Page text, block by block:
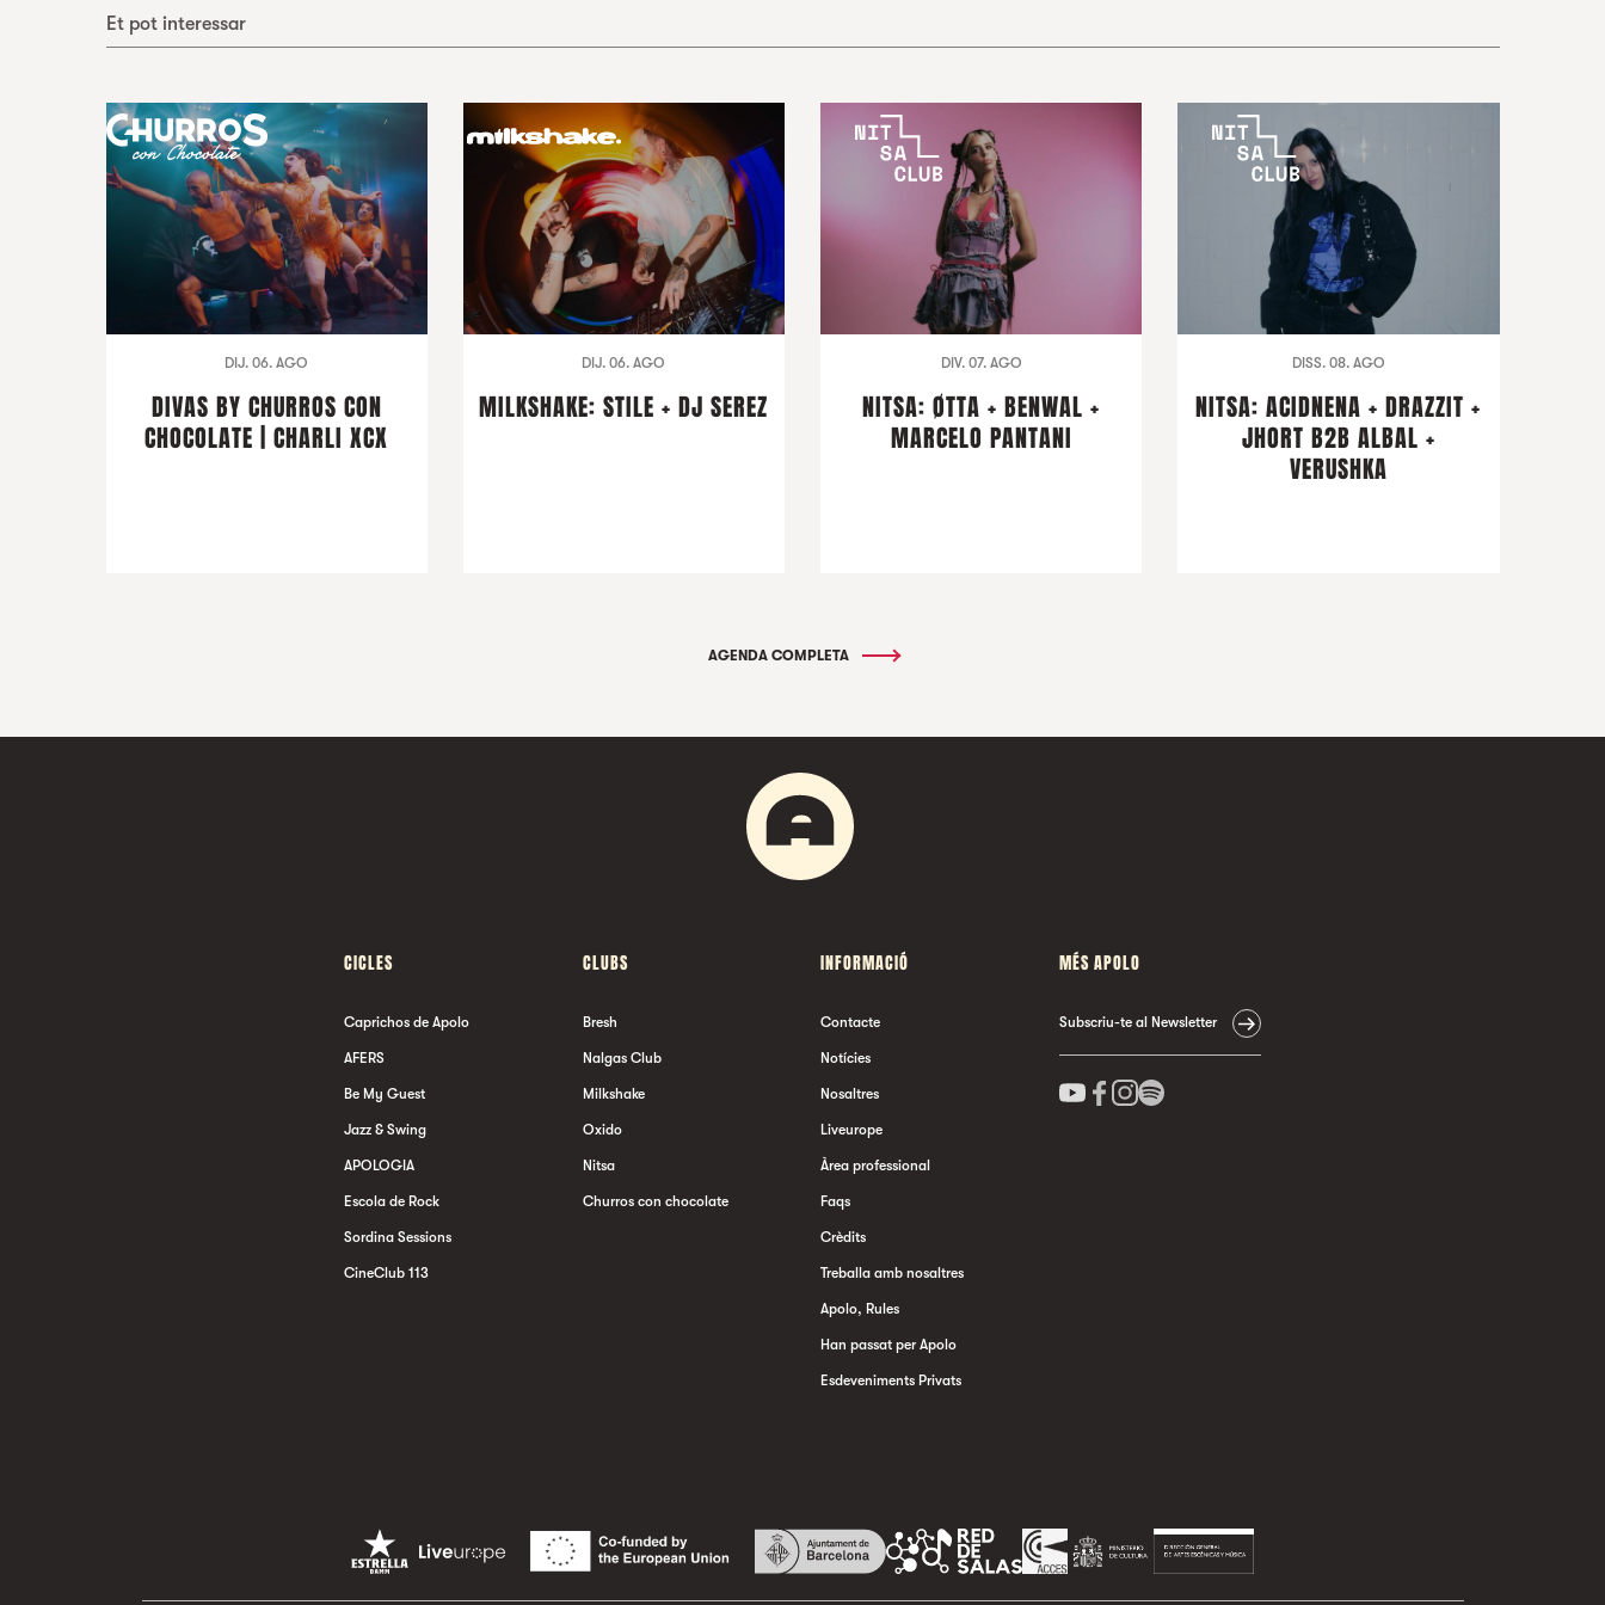
Et pot interessar
DIJ. 06. AGO
DIVAS BY CHURROS CON
CHOCOLATE | CHARLI XCX
DIJ. 06. AGO
MILKSHAKE: STILE + DJ SEREZ
DIV. 07. AGO
NITSA: ØTTA + BENWAL +
MARCELO PANTANI
DISS. 08. AGO
NITSA: ACIDNENA + DRAZZIT +
JHORT B2B ALBAL +
VERUSHKA
AGENDA COMPLETA
CICLES
Caprichos de Apolo
AFERS
Be My Guest
Jazz & Swing
APOLOGIA
Escola de Rock
Sordina Sessions
CineClub 113
CLUBS
Bresh
Nalgas Club
Milkshake
Oxido
Nitsa
Churros con chocolate
INFORMACIÓ
Contacte
Notícies
Nosaltres
Liveurope
Àrea professional
Faqs
Crèdits
Treballa amb nosaltres
Apolo, Rules
Han passat per Apolo
Esdeveniments Privats
MÉS APOLO
Subscriu-te al Newsletter